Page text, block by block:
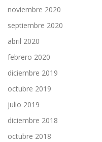
noviembre 2020
septiembre 2020
abril 2020
febrero 2020
diciembre 2019
octubre 2019
julio 2019
diciembre 2018
octubre 2018